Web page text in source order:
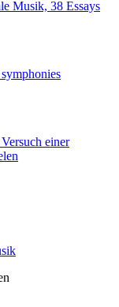
Musik, 38 Essays
Versuch einer